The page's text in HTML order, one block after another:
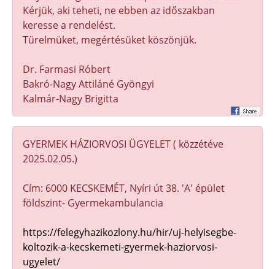
Kérjük, aki teheti, ne ebben az időszakban
keresse a rendelést.
Türelmüket, megértésüket köszönjük.
Dr. Farmasi Róbert
Bakró-Nagy Attiláné Gyöngyi
Kalmár-Nagy Brigitta
GYERMEK HÁZIORVOSI ÜGYELET ( közzétéve
2025.02.05.)
Cím: 6000 KECSKEMÉT, Nyíri út 38. 'A' épület
földszint- Gyermekambulancia
https://felegyhazikozlony.hu/hir/uj-helyisegbe-
koltozik-a-kecskemeti-gyermek-haziorvosi-
ugyelet/